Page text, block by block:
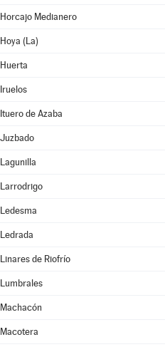
Horcajo Medianero
Hoya (La)
Huerta
Iruelos
Ituero de Azaba
Juzbado
Lagunilla
Larrodrigo
Ledesma
Ledrada
Linares de Riofrío
Lumbrales
Machacón
Macotera